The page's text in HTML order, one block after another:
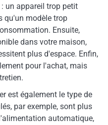
un appareil trop petit
qu'un modèle trop
Ensuite,
dans votre maison,
plus d'espace. Enfin,
pour l'achat, mais
est également le type de
par exemple, sont plus
automatique,